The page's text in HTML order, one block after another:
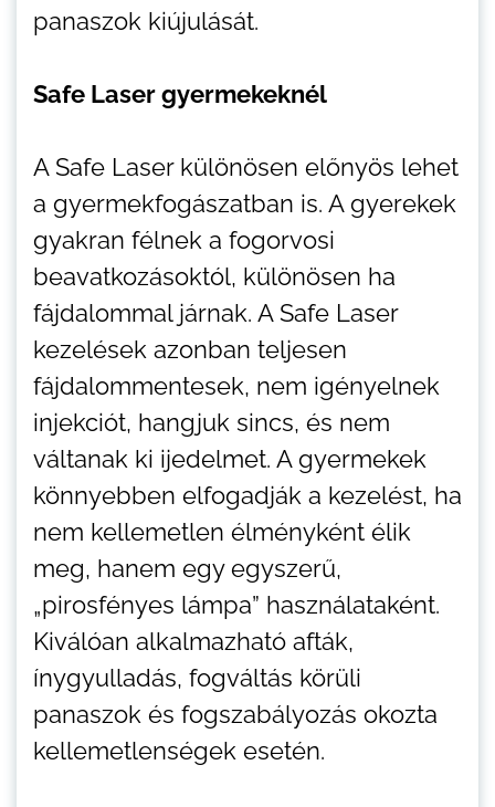
panaszok kiújulását.
Safe Laser gyermekeknél
A Safe Laser különösen előnyös lehet
a gyermekfogászatban is. A gyerekek
gyakran félnek a fogorvosi
beavatkozásoktól, különösen ha
fájdalommal járnak. A Safe Laser
kezelések azonban teljesen
fájdalommentesek, nem igényelnek
injekciót, hangjuk sincs, és nem
váltanak ki ijedelmet. A gyermekek
könnyebben elfogadják a kezelést, ha
nem kellemetlen élményként élik
meg, hanem egy egyszerű,
„pirosfényes lámpa” használataként.
Kiválóan alkalmazható afták,
ínygyulladás, fogváltás körüli
panaszok és fogszabályozás okozta
kellemetlenségek esetén.